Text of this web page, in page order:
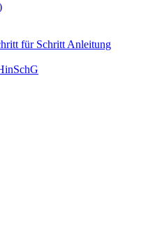
für Schritt Anleitung